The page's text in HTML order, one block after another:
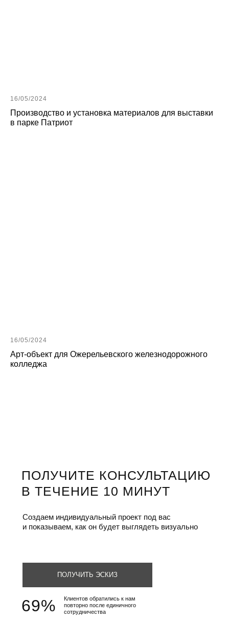
16/05/2024
Производство и установка материалов для выставки
в парке Патриот
16/05/2024
Арт-объект для Ожерельевского железнодорожного
колледжа
ПОЛУЧИТЕ КОНСУЛЬТАЦИЮ
В ТЕЧЕНИЕ 10 МИНУТ
ПОЛУЧИТЬ ЭСКИЗ
Создаем индивидуальный проект под вас
и показываем, как он будет выглядеть визуально
69%
Клиентов обратились к нам
повторно после единичного
сотрудничества